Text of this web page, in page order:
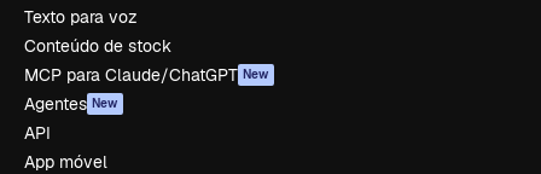
Texto para voz
Conteúdo de stock
MCP para Claude/ChatGPT New
Agentes New
API
App móvel